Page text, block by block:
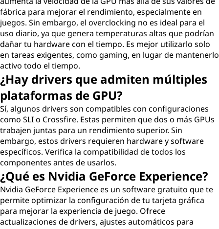
fábrica para mejorar el rendimiento, especialmente en
juegos. Sin embargo, el overclocking no es ideal para el
uso diario, ya que genera temperaturas altas que podrían
dañar tu hardware con el tiempo. Es mejor utilizarlo solo
en tareas exigentes, como gaming, en lugar de mantenerlo
activo todo el tiempo.
¿Hay drivers que admiten múltiples
plataformas de GPU?
Sí, algunos drivers son compatibles con configuraciones
como SLI o Crossfire. Estas permiten que dos o más GPUs
trabajen juntas para un rendimiento superior. Sin
embargo, estos drivers requieren hardware y software
específicos. Verifica la compatibilidad de todos los
componentes antes de usarlos.
¿Qué es Nvidia GeForce Experience?
Nvidia GeForce Experience es un software gratuito que te
permite optimizar la configuración de tu tarjeta gráfica
para mejorar la experiencia de juego. Ofrece
actualizaciones de drivers, ajustes automáticos para